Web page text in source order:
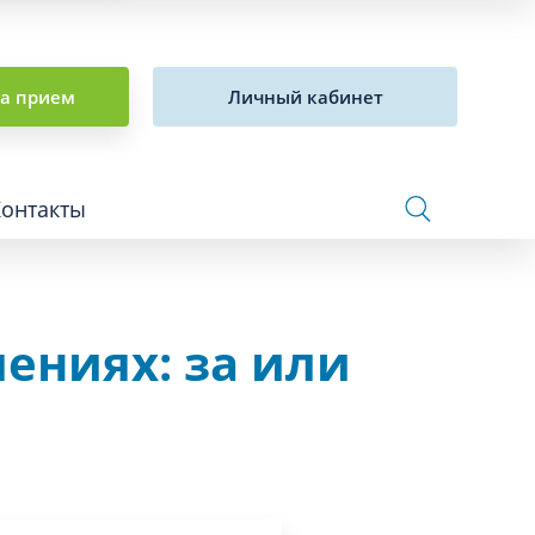
прием Личный кабинет
Сосудистая хирургия и флебология
за или